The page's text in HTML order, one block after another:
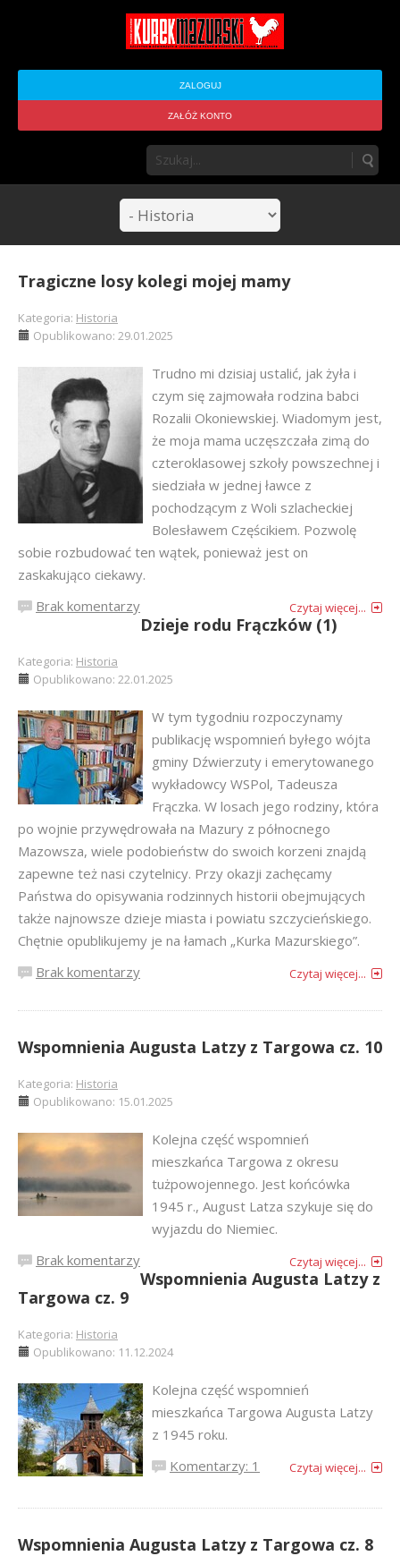
ZALOGUJ
ZAŁÓŻ KONTO
Tragiczne losy kolegi mojej mamy
Kategoria: Historia
Opublikowano: 29.01.2025
Trudno mi dzisiaj ustalić, jak żyła i
czym się zajmowała rodzina babci
Rozalii Okoniewskiej. Wiadomym jest,
że moja mama uczęszczała zimą do
czteroklasowej szkoły powszechnej i
siedziała w jednej ławce z
pochodzącym z Woli szlacheckiej
Bolesławem Częścikiem. Pozwolę
sobie rozbudować ten wątek, ponieważ jest on
zaskakująco ciekawy.
Brak komentarzy
Czytaj więcej...
Dzieje rodu Frączków (1)
Kategoria: Historia
Opublikowano: 22.01.2025
W tym tygodniu rozpoczynamy
publikację wspomnień byłego wójta
gminy Dźwierzuty i emerytowanego
wykładowcy WSPol, Tadeusza
Frączka. W losach jego rodziny, która
po wojnie przywędrowała na Mazury z północnego
Mazowsza, wiele podobieństw do swoich korzeni znajdą
zapewne też nasi czytelnicy. Przy okazji zachęcamy
Państwa do opisywania rodzinnych historii obejmujących
także najnowsze dzieje miasta i powiatu szczycieńskiego.
Chętnie opublikujemy je na łamach „Kurka Mazurskiego”.
Brak komentarzy
Czytaj więcej...
Wspomnienia Augusta Latzy z Targowa cz. 10
Kategoria: Historia
Opublikowano: 15.01.2025
Kolejna część wspomnień
mieszkańca Targowa z okresu
tużpowojennego. Jest końcówka
1945 r., August Latza szykuje się do
wyjazdu do Niemiec.
Brak komentarzy
Czytaj więcej...
Wspomnienia Augusta Latzy z
Targowa cz. 9
Kategoria: Historia
Opublikowano: 11.12.2024
Kolejna część wspomnień
mieszkańca Targowa Augusta Latzy
z 1945 roku.
Komentarzy: 1
Czytaj więcej...
Wspomnienia Augusta Latzy z Targowa cz. 8